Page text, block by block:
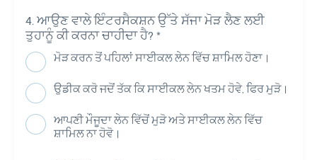
ਆਉਣ ਵਾਲੇ ਇੰਟਰਸੈਕਸ਼ਨ ਉੱਤੇ ਸੱਜਾ ਮੋੜ ਲੈਣ ਲਈ
ਤੁਹਾਨੂੰ ਕੀ ਕਰਨਾ ਚਾਹੀਦਾ ਹੈ? *
ਮੋੜ ਕਰਨ ਤੋਂ ਪਹਿਲਾਂ ਸਾਈਕਲ ਲੇਨ ਵਿੱਚ ਸ਼ਾਮਿਲ ਹੋਣਾ।
ਉਡੀਕ ਕਰੋ ਜਦੋਂ ਤੱਕ ਕਿ ਸਾਈਕਲ ਲੇਨ ਖਤਮ ਹੋਵੇ, ਫਿਰ ਮੁੜੋ।
ਆਪਣੀ ਮੌਜੂਦਾ ਲੇਨ ਵਿੱਚੋਂ ਮੁੜੋ ਅਤੇ ਸਾਈਕਲ ਲੇਨ ਵਿੱਚ
ਸ਼ਾਮਿਲ ਨਾ ਹੋਵੋ।